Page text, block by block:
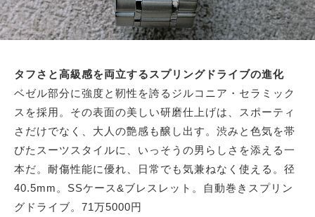
タフさと高級感を両立するスプリングドライブの進化
ベゼル部分に強度と靭性を誇るジルコニア・セラミック
スを採用。その表面の美しい研磨仕上げは、スポーティ
さだけでなく、大人の艶感も醸し出す。渋みと色気を帯
びたスーツスタイルに、いっそうの男らしさを添える一
本だ。耐傷性能に優れ、日常でも気兼ねなく使える。径
40.5mm。SSケース&ブレスレット。自動巻きスプリン
グドライブ。71万5000円